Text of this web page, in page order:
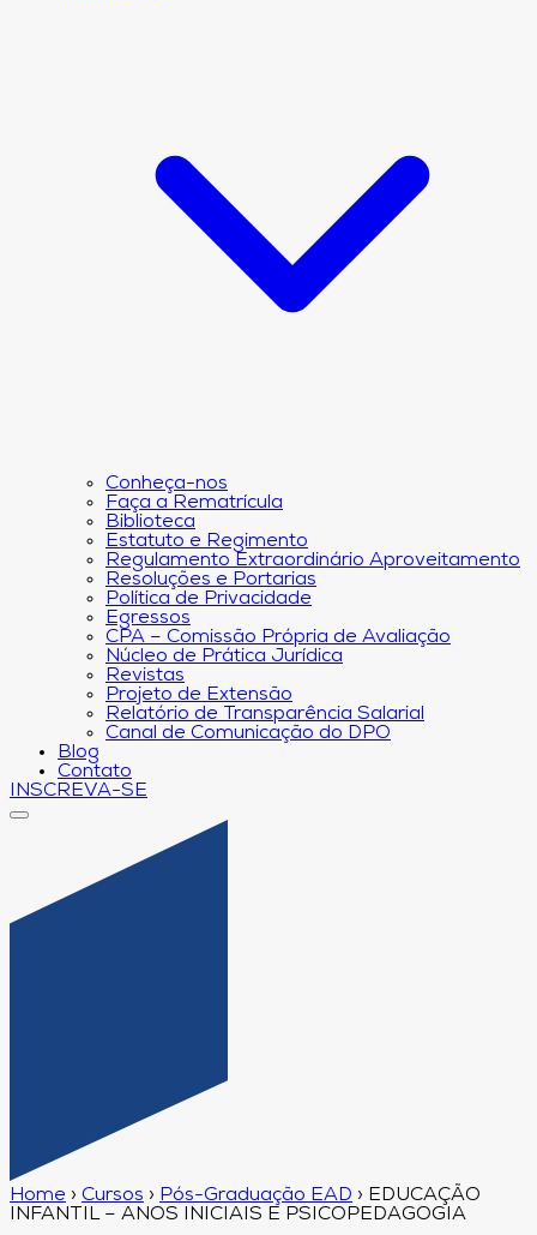
Conheça-nos
Faça a Rematrícula
Biblioteca
Estatuto e Regimento
Regulamento Extraordinário Aproveitamento
Resoluções e Portarias
Política de Privacidade
Egressos
CPA – Comissão Própria de Avaliação
Núcleo de Prática Jurídica
Revistas
Projeto de Extensão
Relatório de Transparência Salarial
Canal de Comunicação do DPO
Blog
Contato
INSCREVA-SE
Home › Cursos › Pós-Graduação EAD › EDUCAÇÃO
INFANTIL – ANOS INICIAIS E PSICOPEDAGOGIA